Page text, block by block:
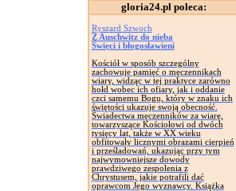
gloria24.pl poleca:
Ryszard Szwoch
Z Auschwitz do nieba
Święci i błogosławieni
Kościół w sposób szczególny
zachowuje pamięć o męczennikach
wiary, widząc w tej praktyce zarówno
hołd wobec ich ofiary, jak i oddanie
czci samemu Bogu, który w znaku ich
świętości ukazuje swoją obecność.
Świadectwa męczenników za wiarę,
towarzyszące Kościołowi od dwóch
tysięcy lat, także w XX wieku
obfitowały licznymi obrazami cierpień
i prześladowań, ukazując przy tym
najwymowniejsze dowody
prawdziwego zespolenia z
Chrystusem, jakie potrafili dać
oprawcom Jego wyznawcy. Książka